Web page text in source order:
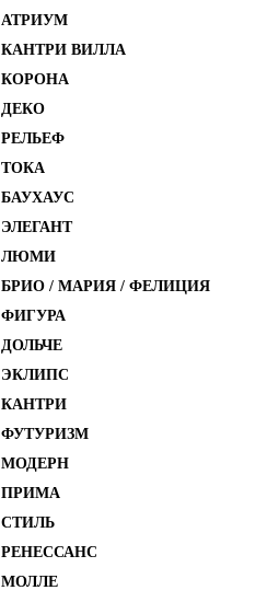
АТРИУМ
КАНТРИ ВИЛЛА
КОРОНА
ДЕКО
РЕЛЬЕФ
ТОКА
БАУХАУС
ЭЛЕГАНТ
ЛЮМИ
БРИО / МАРИЯ / ФЕЛИЦИЯ
ФИГУРА
ДОЛЬЧЕ
ЭКЛИПС
КАНТРИ
ФУТУРИЗМ
МОДЕРН
ПРИМА
СТИЛЬ
РЕНЕССАНС
МОЛЛЕ